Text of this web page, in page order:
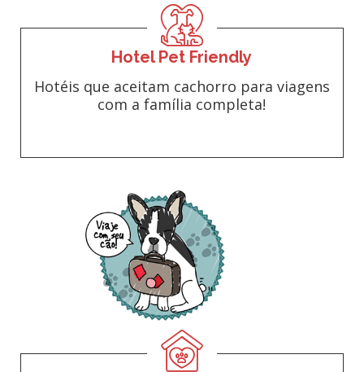
Hotel Pet Friendly
Hotéis que aceitam cachorro para viagens
com a família completa!